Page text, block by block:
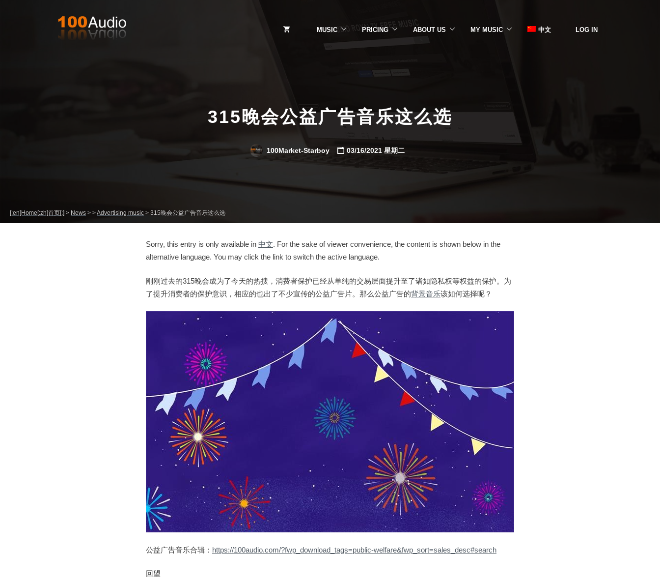
MUSIC PRICING ABOUT US MY MUSIC 中文 LOG IN
315晚会公益广告音乐这么选
100Market-Starboy 03/16/2021 星期二
[:en]Home[:zh]首页[:] > News > >Advertising music > 315晚会公益广告音乐这么选
Sorry, this entry is only available in 中文. For the sake of viewer convenience, the content is shown below in the
alternative language. You may click the link to switch the active language.
刚刚过去的315晚会成为了今天的热搜，消费者保护已经从单纯的交易层面提升至了诸如隐私权等权益的保护。为
了提升消费者的保护意识，相应的也出了不少宣传的公益广告片。那么公益广告的背景音乐该如何选择呢？
公益广告音乐合辑： https://100audio.com/?fwp_download_tags=public-welfare&fwp_sort=sales_desc#search
回望